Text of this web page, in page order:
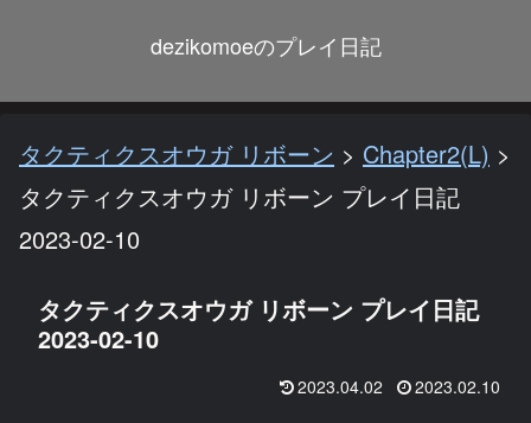
dezikomoeのプレイ日記
タクティクスオウガ リボーン > Chapter2(L) >
タクティクスオウガ リボーン プレイ日記
2023-02-10
タクティクスオウガ リボーン プレイ日記
2023-02-10
2023.04.02 2023.02.10